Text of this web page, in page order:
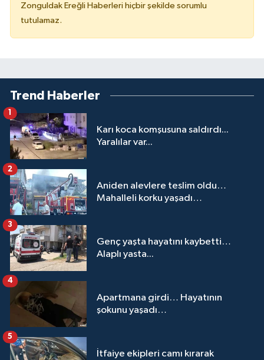
Zonguldak Ereğli Haberleri hiçbir şekilde sorumlu
tutulamaz.
Trend Haberler
Karı koca komşusuna saldırdı...
Yaralılar var...
1
Aniden alevlere teslim oldu…
Mahalleli korku yaşadı…
2
Genç yaşta hayatını kaybetti…
Alaplı yasta...
3
Apartmana girdi… Hayatının
şokunu yaşadı…
4
İtfaiye ekipleri camı kırarak
5